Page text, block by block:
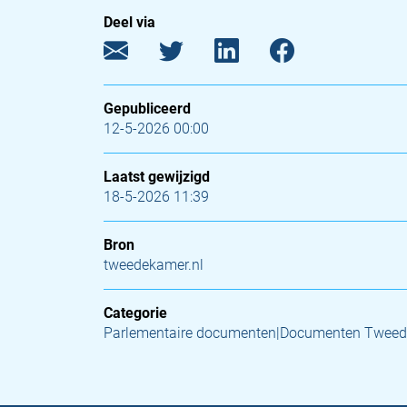
Deel via
Gepubliceerd
12-5-2026 00:00
Laatst gewijzigd
18-5-2026 11:39
Bron
tweedekamer.nl
Categorie
Parlementaire documenten|Documenten